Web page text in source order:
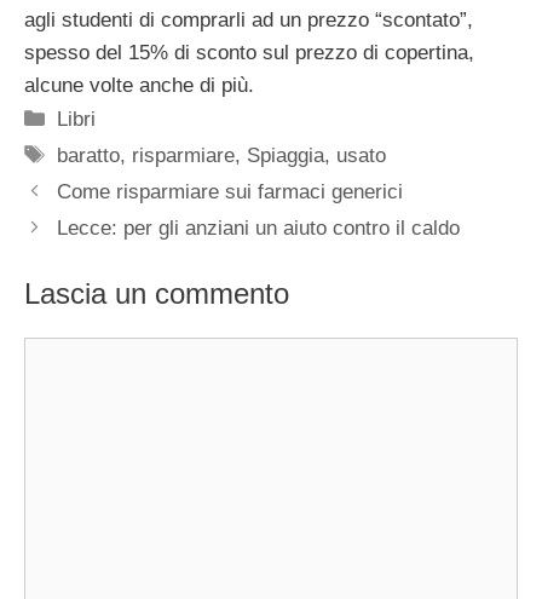
agli studenti di comprarli ad un prezzo “scontato”,
spesso del 15% di sconto sul prezzo di copertina,
alcune volte anche di più.
Categorie
Libri
Tag
baratto, risparmiare, Spiaggia, usato
Come risparmiare sui farmaci generici
Lecce: per gli anziani un aiuto contro il caldo
Lascia un commento